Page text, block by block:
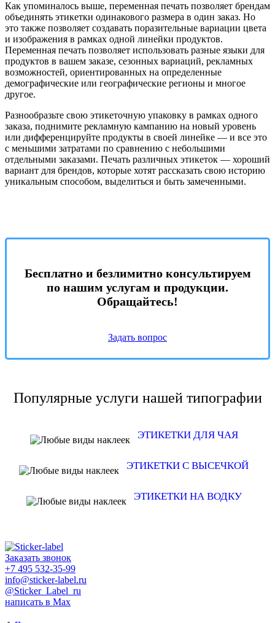
Как упоминалось выше, переменная печать позволяет брендам
объединять этикетки одинакового размера в один заказ. Но
это также позволяет создавать поразительные вариации цвета
и изображения в рамках одной линейки продуктов.
Переменная печать позволяет использовать разные языки для
продуктов в вашем заказе, сезонных вариаций, рекламных
возможностей, ориентированных на определенные
демографические или географические регионы и многое
другое.
Разнообразьте свою этикеточную упаковку в рамках одного
заказа, поднимите рекламную кампанию на новый уровень
или дифференцируйте продукты в своей линейке — и все это
с меньшими затратами по сравнению с небольшими
отдельными заказами. Печать различных этикеток — хороший
вариант для брендов, которые хотят рассказать свою историю
уникальным способом, выделиться и быть замеченными.
Бесплатно и безлимитно консультируем
по нашим услугам и продукции.
Обращайтесь!
Задать вопрос
Популярные услуги нашей типографии
ЭТИКЕТКИ ДЛЯ ЧАЯ
ЭТИКЕТКИ С ВЫСЕЧКОЙ
ЭТИКЕТКИ НА ВОДКУ
Заказать звонок
+7 495 532-35-99
info@sticker-label.ru
@Sticker_Label_ru
написать в Max